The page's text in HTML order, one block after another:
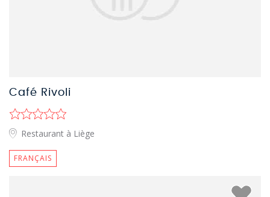
Café Rivoli
Restaurant à Liège
FRANÇAIS